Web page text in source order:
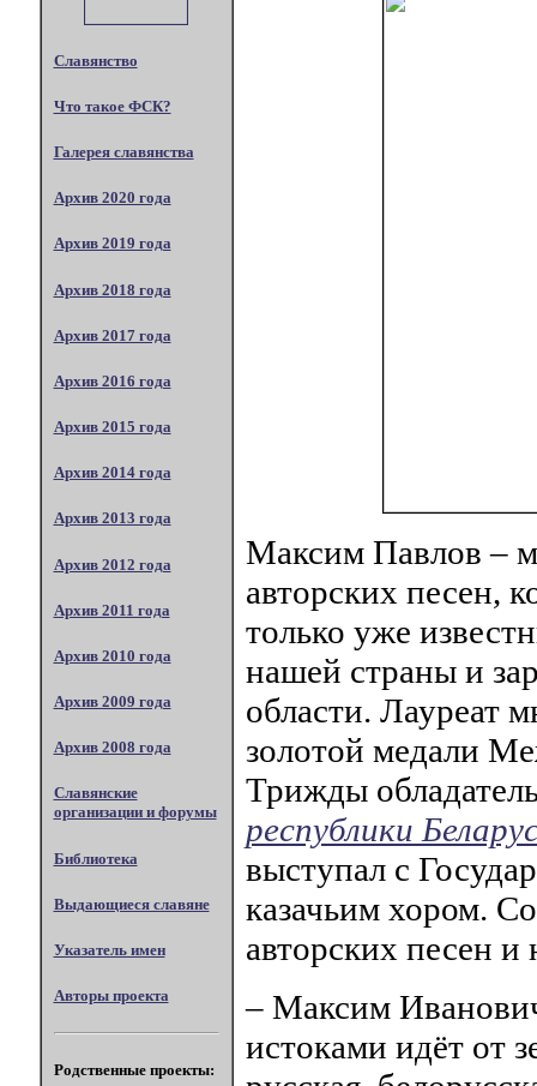
Славянство
Что такое ФСК?
Галерея славянства
Архив 2020 года
Архив 2019 года
Архив 2018 года
Архив 2017 года
Архив 2016 года
Архив 2015 года
Архив 2014 года
Архив 2013 года
Архив 2012 года
Архив 2011 года
Архив 2010 года
Архив 2009 года
Архив 2008 года
Славянские
организации и форумы
Библиотека
Выдающиеся славяне
Указатель имен
Авторы проекта
Родственные проекты:
Максим Павлов –
авторских песен,
только уже
нашей страны и
области. Лауреат
золотой медали
Трижды
республики
выступал с
казачьим хором.
авторских песен
– Максим
истоками идёт от